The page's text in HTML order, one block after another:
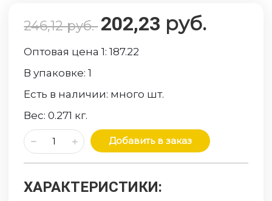
246,12руб. 202,23 руб.
Оптовая цена 1:187.22
В упаковке:1
Есть в наличии: много шт.
Вес:0.271 кг.
Добавить в заказ
ХАРАКТЕРИСТИКИ: